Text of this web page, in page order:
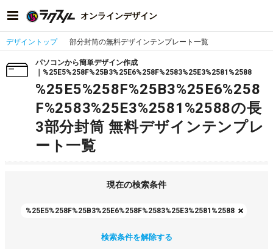
オンラインデザイン
デザイントップ 部分封筒の無料デザインテンプレート一覧
パソコンから簡単デザイン作成
｜%25E5%258F%25B3%25E6%258F%2583%25E3%2581%2588
%25E5%258F%25B3%25E6%258
F%2583%25E3%2581%2588の長
3部分封筒 無料デザインテンプレ
ート一覧
現在の検索条件
%25E5%258F%25B3%25E6%258F%2583%25E3%2581%2588
検索条件を解除する